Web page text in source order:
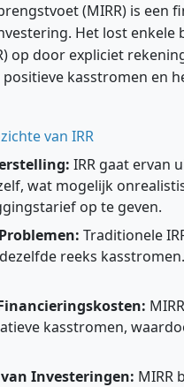
(MIRR) is een
Het lost
op door expliciet
kasstromen en
van IRR
IRR gaat ervan
wat mogelijk
op te geven.
Traditionele
reeks
kasstromen,
Investeringen: MIRR